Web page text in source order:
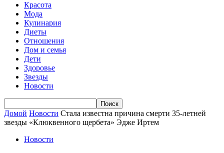
Красота
Мода
Кулинария
Диеты
Отношения
Дом и семья
Дети
Здоровье
Звезды
Новости
Домой Новости Стала известна причина смерти 35-летней
звезды «Клюквенного щербета» Эдже Иртем
Новости